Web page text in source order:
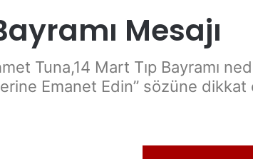
Mesajı
Tuna,14 Mart Tıp Bayramı
Emanet Edin” sözüne dikkat